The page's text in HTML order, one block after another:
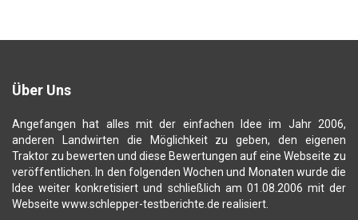
Über Uns
Angefangen hat alles mit der einfachen Idee im Jahr 2006,
anderen Landwirten die Möglichkeit zu geben, den eigenen
Traktor zu bewerten und diese Bewertungen auf eine Webseite zu
veröffentlichen. In den folgenden Wochen und Monaten wurde die
Idee weiter konkretisiert und schließlich am 01.08.2006 mit der
Webseite www.schlepper-testberichte.de realisiert.